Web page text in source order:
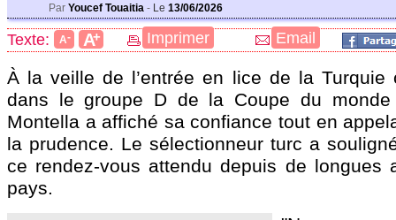
Par Youcef Touaitia - Le 13/06/2026
Texte: A- A+ Imprimer Email
À la veille de l’entrée en lice de la Turquie
dans le groupe D de la Coupe du monde
Montella a affiché sa confiance tout en
la prudence. Le sélectionneur turc a
ce rendez-vous attendu depuis de longues
pays.